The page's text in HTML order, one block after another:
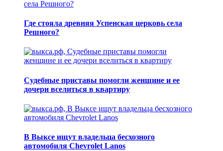
Где стояла древняя Успенская церковь села
Решного?
Судебные приставы помогли женщине и ее
дочери вселиться в квартиру
В Выксе ищут владельца бесхозного
автомобиля Chevrolet Lanos